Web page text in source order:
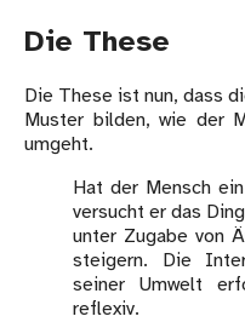
Die These
Die These ist nun, dass
Muster bilden, wie der
umgeht.
Hat der Mensch
versucht er das
unter Zugabe von
steigern. Die
seiner Umwelt
reflexiv.